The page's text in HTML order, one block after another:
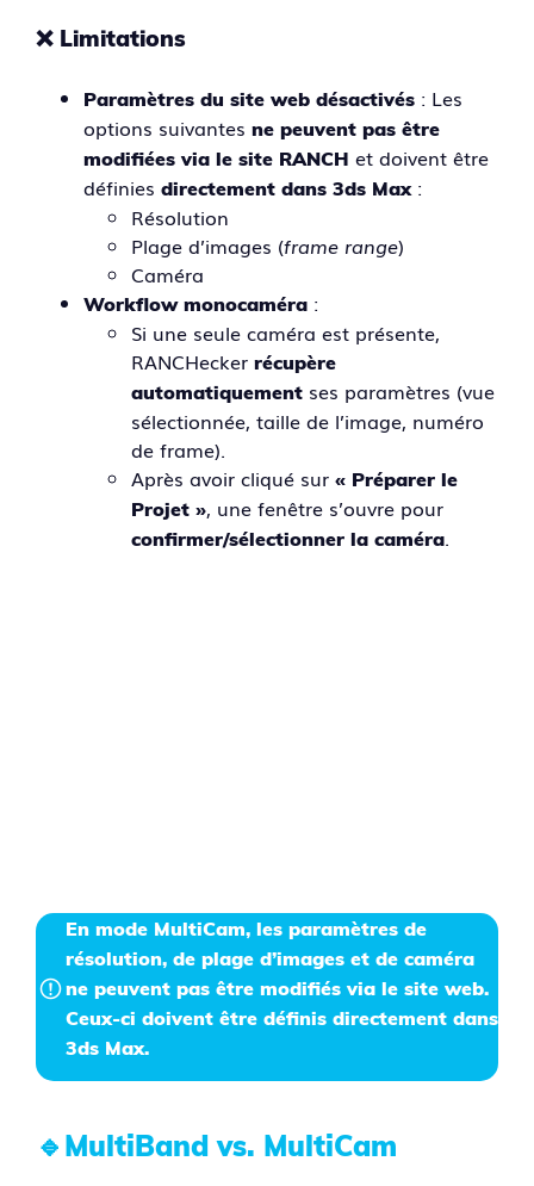
❌ Limitations
Paramètres du site web désactivés : Les
options suivantes ne peuvent pas être
modifiées via le site RANCH et doivent être
définies directement dans 3ds Max:
Résolution
Plage d’images (frame range)
Caméra
Workflow monocaméra :
Si une seule caméra est présente,
RANCHecker récupère
automatiquement ses paramètres (vue
sélectionnée, taille de l’image, numéro
de frame).
Après avoir cliqué sur « Préparer le
Projet », une fenêtre s’ouvre pour
confirmer/sélectionner la caméra.
En mode MultiCam, les paramètres de
résolution, de plage d’images et de caméra
ne peuvent pas être modifiés via le site web.
Ceux-ci doivent être définis directement dans
3ds Max.
🔹 MultiBandvs. MultiCam